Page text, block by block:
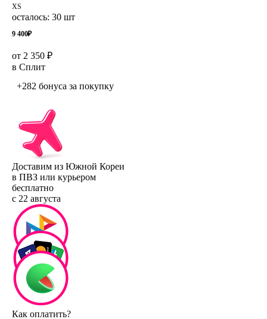
XS
осталось: 30 шт
9 400₽
от 2 350 ₽
в Сплит
+282 бонуса за покупку
Доставим из Южной Кореи
в ПВЗ или курьером
бесплатно
с 22 августа
Как оплатить?